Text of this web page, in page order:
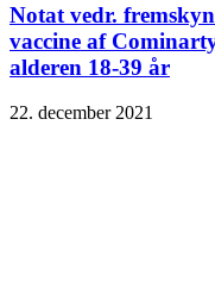
Notat vedr.
vaccine af
alderen 18-39 år
22. december 2021